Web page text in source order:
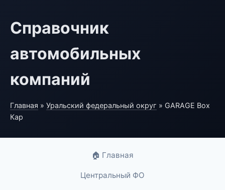
Справочник
автомобильных
компаний
Главная » Уральский федеральный округ » GARAGE Box
Кар
🏠 Главная
Центральный ФО